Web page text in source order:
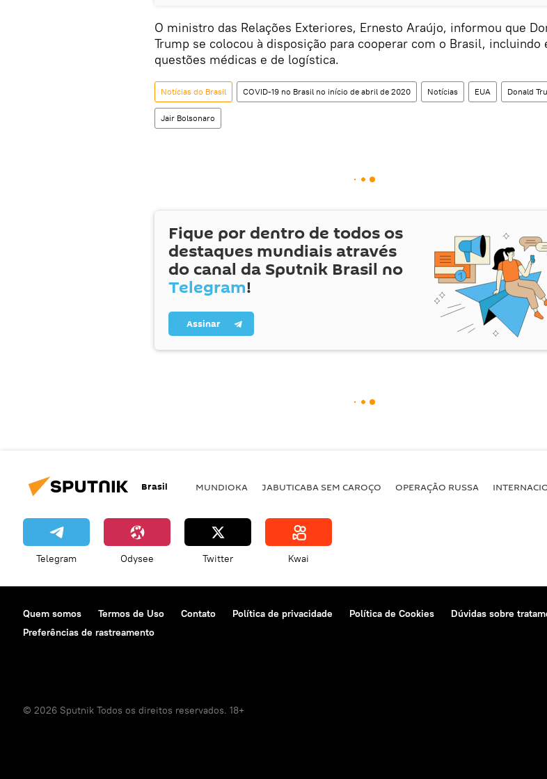
O ministro das Relações Exteriores, Ernesto Araújo, informou que
Trump se colocou à disposição para cooperar com o Brasil, incluindo
questões médicas e de logística.
Notícias do Brasil COVID-19 no Brasil no início de abril de 2020 Notícias EUA Donald
Jair Bolsonaro
Fique por dentro de todos os
destaques mundiais através
do canal da Sputnik Brasil no
Telegram!
Assinar
Brasil MUNDIOKA JABUTICABA SEM CAROÇO OPERAÇÃO RUSSA
Telegram Odysee Twitter Kwai
Quem somos Termos de Uso Contato Política de privacidade Política de Cookies Dúvidas sobre
Preferências de rastreamento
© 2026 Sputnik Todos os direitos reservados. 18+